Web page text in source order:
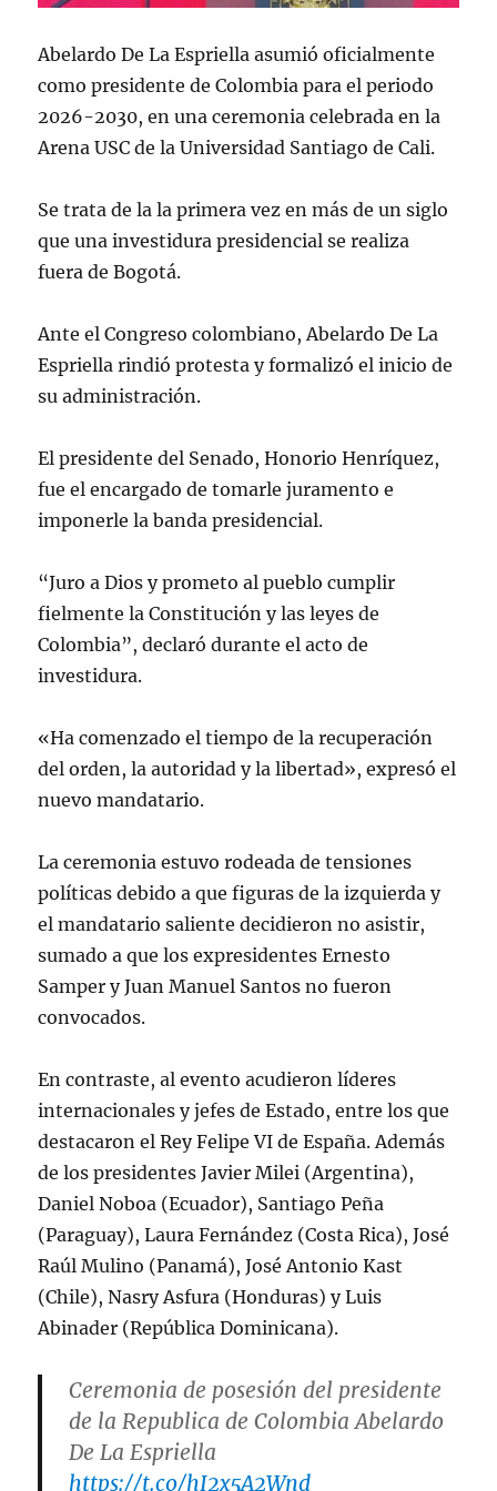
Abelardo De La Espriella asumió oficialmente
como presidente de Colombia para el periodo
2026-2030, en una ceremonia celebrada en la
Arena USC de la Universidad Santiago de Cali.
Se trata de la la primera vez en más de un siglo
que una investidura presidencial se realiza
fuera de Bogotá.
Ante el Congreso colombiano, Abelardo De La
Espriella rindió protesta y formalizó el inicio de
su administración.
El presidente del Senado, Honorio Henríquez,
fue el encargado de tomarle juramento e
imponerle la banda presidencial.
“Juro a Dios y prometo al pueblo cumplir
fielmente la Constitución y las leyes de
Colombia”, declaró durante el acto de
investidura.
«Ha comenzado el tiempo de la recuperación
del orden, la autoridad y la libertad», expresó el
nuevo mandatario.
La ceremonia estuvo rodeada de tensiones
políticas debido a que figuras de la izquierda y
el mandatario saliente decidieron no asistir,
sumado a que los expresidentes Ernesto
Samper y Juan Manuel Santos no fueron
convocados.
En contraste, al evento acudieron líderes
internacionales y jefes de Estado, entre los que
destacaron el Rey Felipe VI de España. Además
de los presidentes Javier Milei (Argentina),
Daniel Noboa (Ecuador), Santiago Peña
(Paraguay), Laura Fernández (Costa Rica), José
Raúl Mulino (Panamá), José Antonio Kast
(Chile), Nasry Asfura (Honduras) y Luis
Abinader (República Dominicana).
Ceremonia de posesión del presidente
de la Republica de Colombia Abelardo
De La Espriella
https://t.co/hI2x5A2Wnd